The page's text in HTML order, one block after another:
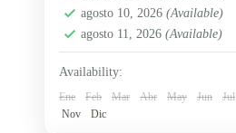
Ecuador, Región Insular
Fácil
1 Person
agosto 10, 2026 (Available)
agosto 11, 2026 (Available)
Availability:
Ene Feb Mar Abr May Jun Jul
Nov
Dic